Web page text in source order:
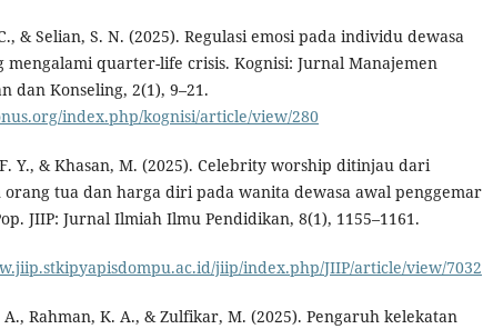
& Selian, S. N. (2025). Regulasi emosi pada individu dewasa
mengalami quarter-life crisis. Kognisi: Jurnal Manajemen
dan Konseling, 2(1), 9–21.
index.php/kognisi/article/view/280
Y., & Khasan, M. (2025). Celebrity worship ditinjau dari
orang tua dan harga diri pada wanita dewasa awal penggemar
JIIP: Jurnal Ilmiah Ilmu Pendidikan, 8(1), 1155–1161.
jiip/index.php/JIIP/article/view/7032
Rahman, K. A., & Zulfikar, M. (2025). Pengaruh kelekatan